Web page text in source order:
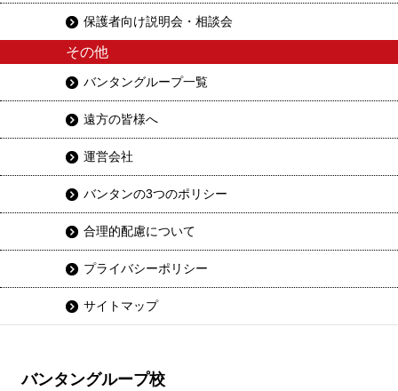
保護者向け説明会・相談会
その他
バンタングループ一覧
遠方の皆様へ
運営会社
バンタンの3つのポリシー
合理的配慮について
プライバシーポリシー
サイトマップ
バンタングループ校